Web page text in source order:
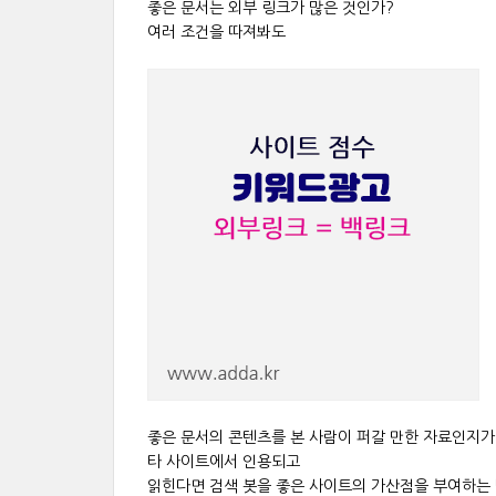
좋은 문서는 외부 링크가 많은 것인가?
여러 조건을 따져봐도
좋은 문서의 콘텐츠를 본 사람이 퍼갈 만한 자료인지
타 사이트에서 인용되고
읽힌다면 검색 봇을 좋은 사이트의 가산점을 부여하는